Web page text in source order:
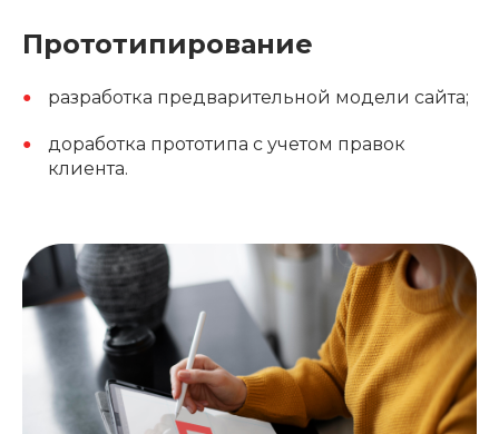
Прототипирование
разработка предварительной модели сайта;
доработка прототипа с учетом правок
клиента.